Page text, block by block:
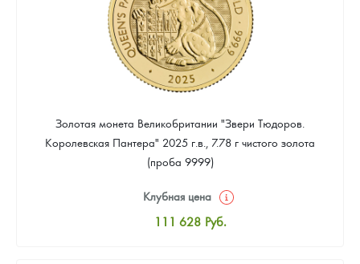
Золотая монета Великобритании "Звери Тюдоров.
Королевская Пантера" 2025 г.в., 7.78 г чистого золота
(проба 9999)
Клубная цена
111 628 Руб.